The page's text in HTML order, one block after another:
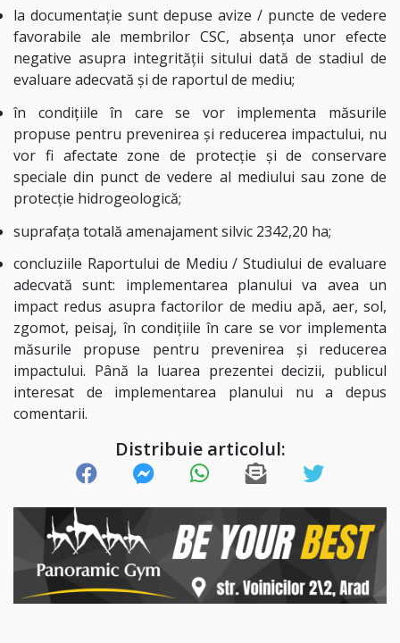
la documentație sunt depuse avize / puncte de vedere
favorabile ale membrilor CSC, absența unor efecte
negative asupra integrității sitului dată de stadiul de
evaluare adecvată și de raportul de mediu;
în condițiile în care se vor implementa măsurile
propuse pentru prevenirea și reducerea impactului, nu
vor fi afectate zone de protecție și de conservare
speciale din punct de vedere al mediului sau zone de
protecție hidrogeologică;
suprafața totală amenajament silvic 2342,20 ha;
concluziile Raportului de Mediu / Studiului de evaluare
adecvată sunt: implementarea planului va avea un
impact redus asupra factorilor de mediu apă, aer, sol,
zgomot, peisaj, în condițiile în care se vor implementa
măsurile propuse pentru prevenirea și reducerea
impactului. Până la luarea prezentei decizii, publicul
interesat de implementarea planului nu a depus
comentarii.
Distribuie articolul: